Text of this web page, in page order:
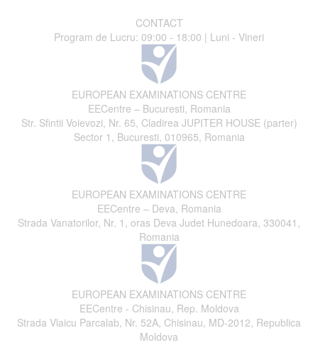
CONTACT
Program de Lucru: 09:00 - 18:00 | Luni - Vineri
EUROPEAN EXAMINATIONS CENTRE
EECentre – Bucuresti, Romania
Str. Sfintii Voievozi, Nr. 65, Cladirea JUPITER HOUSE (parter)
Sector 1, Bucuresti, 010965, Romania
EUROPEAN EXAMINATIONS CENTRE
EECentre – Deva, Romania
Strada Vanatorilor, Nr. 1, oras Deva Judet Hunedoara, 330041,
Romania
EUROPEAN EXAMINATIONS CENTRE
EECentre - Chisinau, Rep. Moldova
Strada Vlaicu Parcalab, Nr. 52A, Chisinau, MD-2012, Republica
Moldova